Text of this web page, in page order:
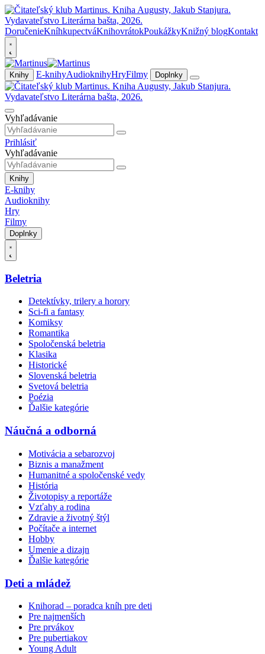
DoručenieKníhkupectváKnihovrátokPoukážkyKnižný blogKontakt
Knihy E-knihyAudioknihyHryFilmy Doplnky
Vyhľadávanie
Prihlásiť
Vyhľadávanie
Knihy
E-knihy
Audioknihy
Hry
Filmy
Doplnky
Beletria
Detektívky, trilery a horory
Sci-fi a fantasy
Komiksy
Romantika
Spoločenská beletria
Klasika
Historické
Slovenská beletria
Svetová beletria
Poézia
Ďalšie kategórie
Náučná a odborná
Motivácia a sebarozvoj
Biznis a manažment
Humanitné a spoločenské vedy
História
Životopisy a reportáže
Vzťahy a rodina
Zdravie a životný štýl
Počítače a internet
Hobby
Umenie a dizajn
Ďalšie kategórie
Deti a mládež
Knihorad – poradca kníh pre deti
Pre najmenších
Pre prvákov
Pre pubertiakov
Young Adult